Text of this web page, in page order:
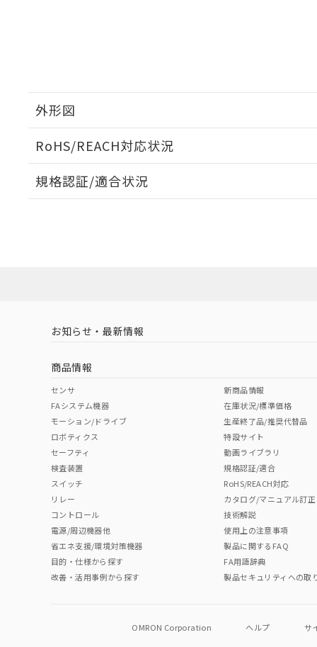
外形図
RoHS/REACH対応状況
EU RoHS 注意事項・凡例
中国 RoHS 注意事項・凡例
中国 RoHS表
Pb Hg Cr(VI)
"対応済み"や非含有の記載がされた商品であっても、流通
非含有品が必要な際は、弊社営業部門もしくは販売店へお
規格認証/適合状況
お知らせ・最新情報
商品情報
センサ
FAシステム機器
モーション/ドライブ
ロボティクス
セーフティ
検査装置
スイッチ
リレー
コントロール
電源/周辺機器他
省エネ支援/環境対策機器
目的・仕様から探す
改善・活用事例から探す
新商品情報
在庫状況/標準価格
生産終了品/推奨代替品
特設サイト
動画ライブラリ
規格認証/適合
RoHS/REACH対応
カタログ/マニュアル訂正
技術解説
使用上の注意事項
製品に関するFAQ
FA用語辞典
製品セキュリティへの取
OMRON Corporation ヘルプ サ